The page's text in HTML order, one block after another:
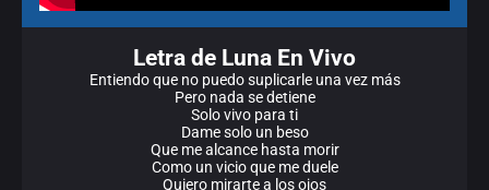
Letra de Luna En Vivo
Entiendo que no puedo suplicarle una vez más
Pero nada se detiene
Solo vivo para ti
Dame solo un beso
Que me alcance hasta morir
Como un vicio que me duele
Quiero mirarte a los ojos